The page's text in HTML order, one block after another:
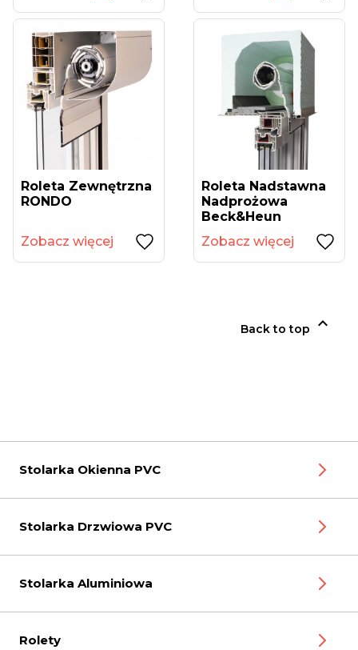
Roleta Zewnętrzna
RONDO
Zobacz więcej
Roleta Nadstawna
Nadprożowa
Beck&Heun
Zobacz więcej
Back to top 
Stolarka Okienna PVC
Stolarka Drzwiowa PVC
Stolarka Aluminiowa
Rolety